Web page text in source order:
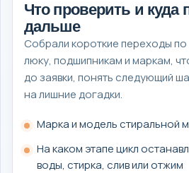
Что проверить и куда
дальше
Собрали короткие переходы по
люку, подшипникам и маркам,
до заявки, понять следующий
на лишние догадки.
Марка и модель стиральной
На каком этапе цикл
воды, стирка, слив или отжим